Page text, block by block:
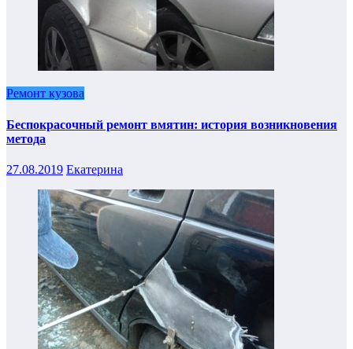
Ремонт кузова
Беспокрасочный ремонт вмятин: история возникновения
метода
27.08.2019 Екатерина